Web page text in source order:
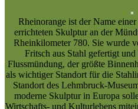
Rheinorange ist der Name
errichteten Skulptur an der
Rheinkilometer 780. Sie wurde
Fritsch aus Stahl gefertigt
Flussmündung, der größte
als wichtiger Standort für die
Standort des Lehmbruck-
moderne Skulptur in Europa
Wirtschafts- und Kulturlebens